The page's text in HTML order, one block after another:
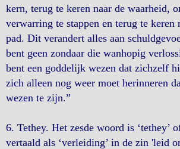
kern, terug te keren naar de waarheid,
verwarring te stappen en terug te keren
pad. Dit verandert alles aan
bent geen zondaar die wanhopig
bent een goddelijk wezen dat zichzelf
zich alleen nog weer moet herinneren
wezen te zijn.”
6. Tethey. Het zesde woord is ‘tethey’
vertaald als ‘verleiding’ in de zin 'leid